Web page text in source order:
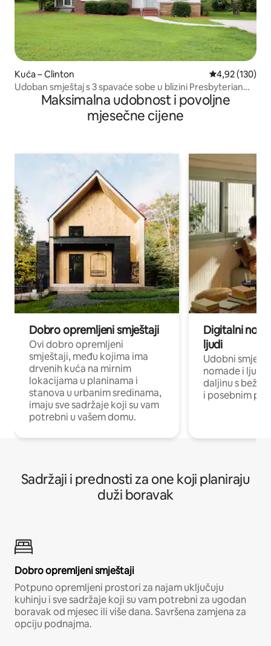
Kuća – Clinton Prosječna
4,92 (130)
Udoban smještaj s 3 spavaće sobe u blizini Presbyterian
CollegeaMaksimalna udobnost i povoljne
mjesečne cijene
Dobro opremljeni smještaji
Ovi dobro opremljeni
smještaji, među kojima ima
drvenih kuća na mirnim
lokacijama u planinama i
stanova u urbanim sredinama,
imaju sve sadržaje koji su vam
potrebni u vašem domu.
Digitalni
ljudi
Udobni
nomade i ljude
daljinu s
i posebnim
Sadržaji i prednosti za one koji planiraju
duži boravak
Dobro opremljeni smještaji
Potpuno opremljeni prostori za najam uključuju
kuhinju i sve sadržaje koji su vam potrebni za ugodan
boravak od mjesec ili više dana. Savršena zamjena za
opciju podnajma.